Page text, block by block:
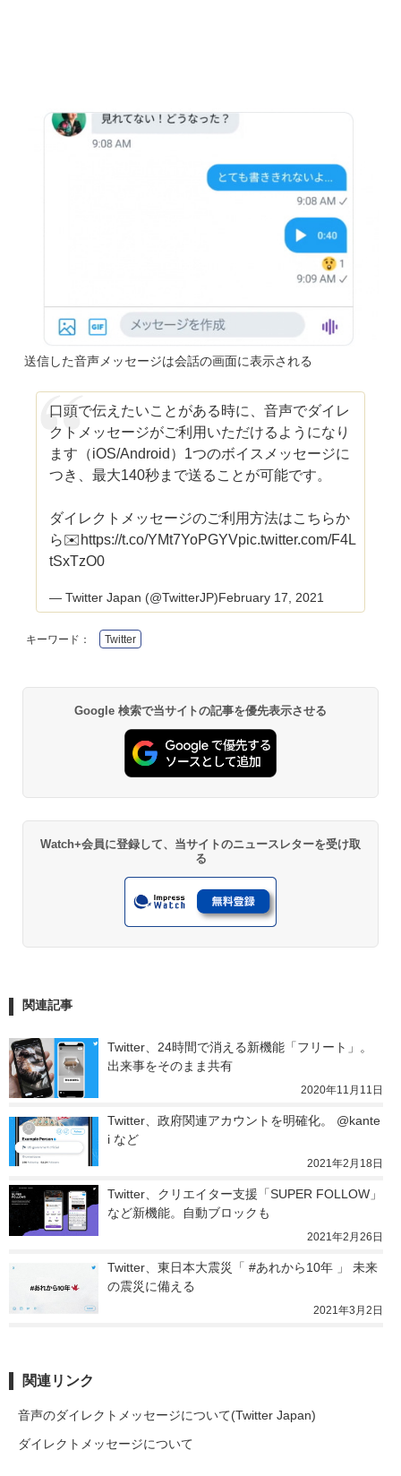
送信した音声メッセージは会話の画面に表示される
口頭で伝えたいことがある時に、音声でダイレ
クトメッセージがご利用いただけるようになり
ます（iOS/Android）1つのボイスメッセージに
つき、最大140秒まで送ることが可能です。
ダイレクトメッセージのご利用方法はこちらか
ら✉️ https://t.co/YMt7YoPGYVpic.twitter.com/F4L
tSxTzO0
— Twitter Japan (@TwitterJP)February 17, 2021
キーワード： Twitter
Google 検索で当サイトの記事を優先表示させる
Watch+会員に登録して、当サイトのニュースレターを受け取
る
関連記事
Twitter、24時間で消える新機能「フリート」。
出来事をそのまま共有
2020年11月11日
Twitter、政府関連アカウントを明確化。 @kante
i など
2021年2月18日
Twitter、クリエイター支援「SUPER FOLLOW」
など新機能。自動ブロックも
2021年2月26日
Twitter、東日本大震災「 #あれから10年 」 未来
の震災に備える
2021年3月2日
関連リンク
音声のダイレクトメッセージについて(Twitter Japan)
ダイレクトメッセージについて